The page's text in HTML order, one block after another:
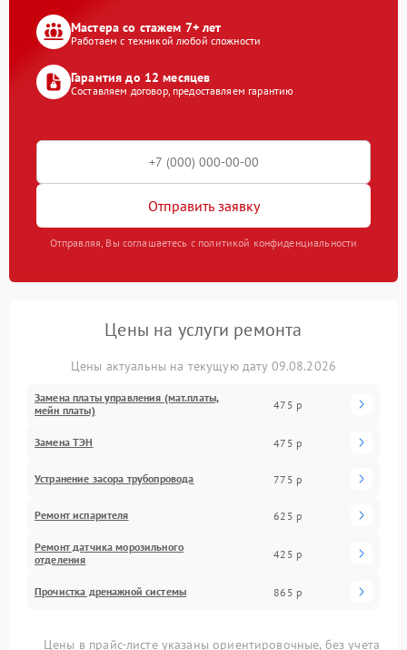
Мастера со стажем 7+ лет
Работаем с техникой любой сложности
Гарантия до 12 месяцев
Составляем договор, предоставляем гарантию
Отправить заявку
Отправляя, Вы соглашаетесь с политикой конфиденциальности
Цены на услуги ремонта
Цены актуальны на текущую дату 09.08.2026
Замена платы управления (мат.платы,
мейн платы)
475 р
Замена ТЭН 475 р
Устранение засора трубопровода 775 р
Ремонт испарителя 625 р
Ремонт датчика морозильного
отделения
425 р
Прочистка дренажной системы 865 р
Цены в прайс-листе указаны ориентировочные, без учета